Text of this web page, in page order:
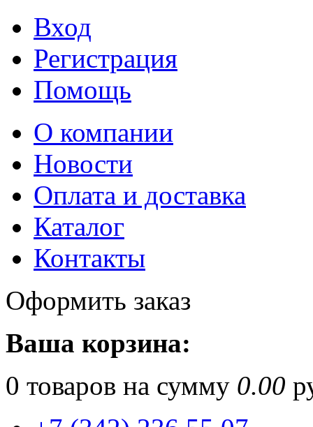
Вход
Регистрация
Помощь
О компании
Новости
Оплата и доставка
Каталог
Контакты
Оформить заказ
Ваша корзина:
0 товаров на сумму 0.00